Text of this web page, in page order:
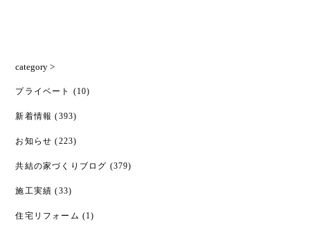
category >
プライベート (10)
新着情報 (393)
お知らせ (223)
共結の家づくりブログ (379)
施工実績 (33)
住宅リフォーム (1)